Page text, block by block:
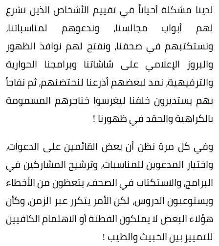
لدينا مشكلة أحياناً في تقييم الأشخاص الذين نشرع
لهم أبواب مجالسنا، وندعوهم لمناسباتنا،
ونستكتبهم في صحفنا، ونفتح لهم نوافذ الظهور
والبروز الإعلامي على شاشاتنا وبرامجنا الحوارية
والترفيهية، نمد لبعضهم أذرعنا لنحتضنهم، ثم نفاجأ
بهم يستديرون خلفنا ليغرسوا خناجرهم المسمومة
بالكراهية والحقد في ظهورنا !
وفي كل مرة نظن أن بعض القائمين على الدعوات،
واختيار المدعوين للمناسبات، وترشيح المشاركين في
البرامج، والاستكتاب في الصحف، يتعظون من الأخطاء
ويستوعبون الدروس، لكن الأمر يتكرر عبر الزمن، وكأن
هؤلاء البعض لا يملكون الفطنة أو الاهتمام الكافيين
للتمييز بين الخبيث والطيب !